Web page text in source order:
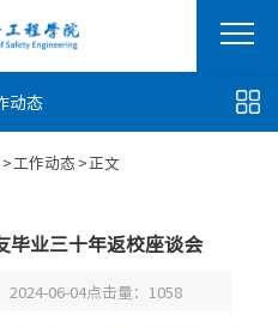
动态
>工作动态 >正文
毕业三十年返校座谈会
2024-06-04点击量： 1058